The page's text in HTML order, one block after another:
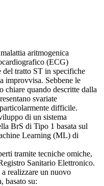
aritmogenica
(ECG)
del tratto ST in specifiche
improvvisa. Sebbene le
chiare quando descritte dalla
svariate
difficile.
di un sistema
BrS di Tipo 1 basata sul
Learning (ML) di
tramite tecniche omiche,
Sanitario Elettronico.
realizzare un nuovo
basato su: